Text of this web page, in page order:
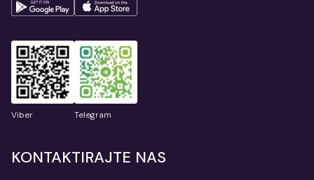
Viber Telegram
KONTAKTIRAJTE NAS